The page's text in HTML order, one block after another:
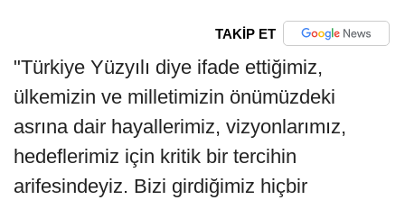
TAKİP ET
"Türkiye Yüzyılı diye ifade ettiğimiz,
ülkemizin ve milletimizin önümüzdeki
asrına dair hayallerimiz, vizyonlarımız,
hedeflerimiz için kritik bir tercihin
arifesindeyiz. Bizi girdiğimiz hiçbir